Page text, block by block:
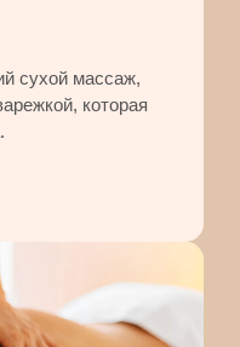
сухой массаж,
которая